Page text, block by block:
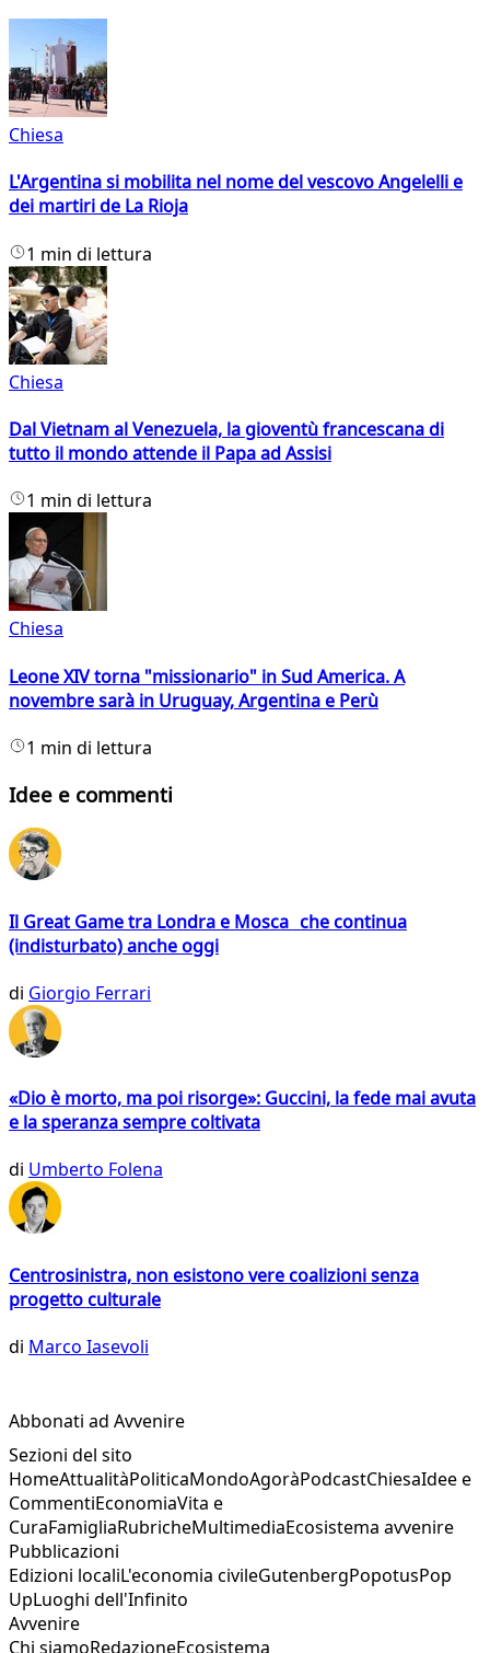
Chiesa
L'Argentina si mobilita nel nome del vescovo Angelelli e
dei martiri de La Rioja
1 min di lettura
Chiesa
Dal Vietnam al Venezuela, la gioventù francescana di
tutto il mondo attende il Papa ad Assisi
1 min di lettura
Chiesa
Leone XIV torna "missionario" in Sud America. A
novembre sarà in Uruguay, Argentina e Perù
1 min di lettura
Idee e commenti
Il Great Game tra Londra e Mosca che continua
(indisturbato) anche oggi
di Giorgio Ferrari
«Dio è morto, ma poi risorge»: Guccini, la fede mai avuta
e la speranza sempre coltivata
di Umberto Folena
Centrosinistra, non esistono vere coalizioni senza
progetto culturale
di Marco Iasevoli
Abbonati ad Avvenire
Sezioni del sito
HomeAttualitàPoliticaMondoAgoràPodcastChiesaIdee e
CommentiEconomiaVita e
CuraFamigliaRubricheMultimediaEcosistema avvenire
Pubblicazioni
Edizioni localiL'economia civileGutenbergPopotusPop
UpLuoghi dell'Infinito
Avvenire
Chi siamoRedazioneEcosistema